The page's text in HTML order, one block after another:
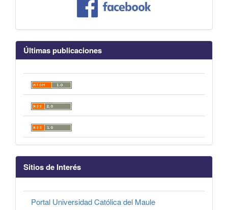
Últimas publicaciones
Sitios de Interés
Portal Universidad Católica del Maule